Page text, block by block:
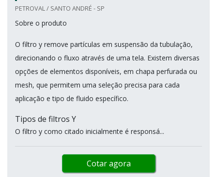
PETROVAL / SANTO ANDRÉ - SP
Sobre o produto
O filtro y remove partículas em suspensão da tubulação,
direcionando o fluxo através de uma tela. Existem diversas
opções de elementos disponíveis, em chapa perfurada ou
mesh, que permitem uma seleção precisa para cada
aplicação e tipo de fluido específico.
Tipos de filtros Y
O filtro y como citado inicialmente é responsá...
Cotar agora